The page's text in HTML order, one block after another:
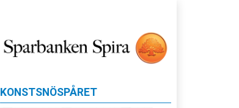
KONSTSNÖSPÅRET